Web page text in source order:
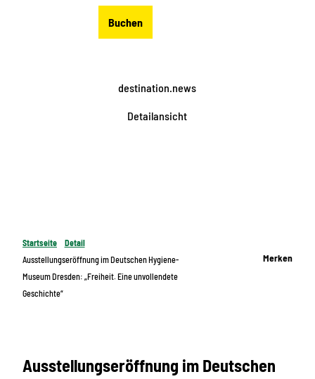
Buchen
destination.news
Detailansicht
Startseite
Detail
Ausstellungseröffnung im Deutschen Hygiene-
Museum Dresden: „Freiheit. Eine unvollendete
Geschichte“
Merken
Ausstellungseröffnung im Deutschen